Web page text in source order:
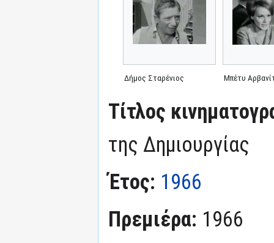
Δήμος Σταρένιος Μπέτυ
Τίτλος
της Δημιουργίας
Έτος: 1966
Πρεμιέρα: 1966